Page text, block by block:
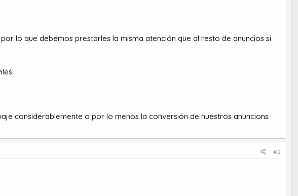
lo que debemos prestarles la misma atención que al resto de anuncios si
considerablemente o por lo menos la conversión de nuestros anuncions
#2